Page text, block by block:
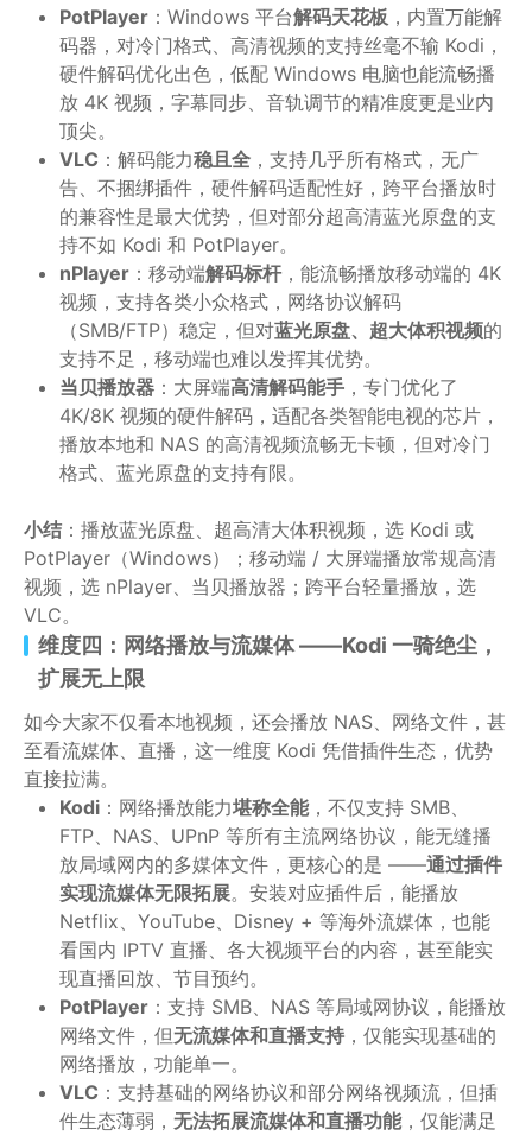
PotPlayer ：Windows 平台解码天花板 ，内置万能解
码器，对冷门格式、高清视频的支持丝毫不输 Kodi，
硬件解码优化出色，低配 Windows 电脑也能流畅播
放 4K 视频，字幕同步、音轨调节的精准度更是业内
顶尖。
VLC ：解码能力稳且全 ，支持几乎所有格式，无广
告、不捆绑插件，硬件解码适配性好，跨平台播放时
的兼容性是最大优势，但对部分超高清蓝光原盘的支
持不如 Kodi 和 PotPlayer。
nPlayer ：移动端解码标杆，能流畅播放移动端的 4K
视频，支持各类小众格式，网络协议解码
（SMB/FTP）稳定，但对蓝光原盘、超大体积视频的
支持不足，移动端也难以发挥其优势。
当贝播放器 ：大屏端高清解码能手 ，专门优化了
4K/8K 视频的硬件解码，适配各类智能电视的芯片，
播放本地和 NAS 的高清视频流畅无卡顿，但对冷门
格式、蓝光原盘的支持有限。
小结：播放蓝光原盘、超高清大体积视频，选 Kodi 或
PotPlayer（Windows）；移动端 / 大屏端播放常规高清
视频，选 nPlayer、当贝播放器；跨平台轻量播放，选
VLC。
维度四：网络播放与流媒体 ——Kodi 一骑绝尘，
扩展无上限
如今大家不仅看本地视频，还会播放 NAS、网络文件，甚
至看流媒体、直播，这一维度 Kodi 凭借插件生态，优势
直接拉满。
Kodi ：网络播放能力堪称全能，不仅支持 SMB、
FTP、NAS、UPnP 等所有主流网络协议，能无缝播
放局域网内的多媒体文件，更核心的是 ——通过插件
实现流媒体无限拓展。安装对应插件后，能播放
Netflix、YouTube、Disney + 等海外流媒体，也能
看国内 IPTV 直播、各大视频平台的内容，甚至能实
现直播回放、节目预约。
PotPlayer ：支持 SMB、NAS 等局域网协议，能播放
网络文件，但无流媒体和直播支持 ，仅能实现基础的
网络播放，功能单一。
VLC ：支持基础的网络协议和部分网络视频流，但插
件生态薄弱， 无法拓展流媒体和直播功能，仅能满足